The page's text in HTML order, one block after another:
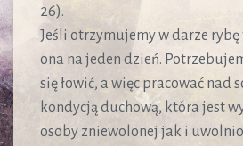
26).
Jeśli otrzymujemy w darze
ona na jeden dzień.
się łowić, a więc pracować nad
kondycją duchową, która jest
osoby zniewolonej jak i